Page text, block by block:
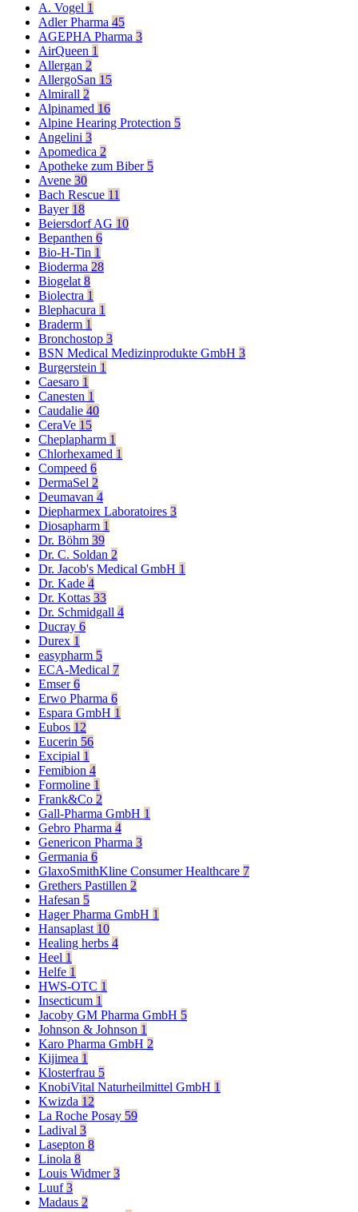
A. Vogel 1
Adler Pharma 45
AGEPHA Pharma 3
AirQueen 1
Allergan 2
AllergoSan 15
Almirall 2
Alpinamed 16
Alpine Hearing Protection 5
Angelini 3
Apomedica 2
Apotheke zum Biber 5
Avene 30
Bach Rescue 11
Bayer 18
Beiersdorf AG 10
Bepanthen 6
Bio-H-Tin 1
Bioderma 28
Biogelat 8
Biolectra 1
Blephacura 1
Braderm 1
Bronchostop 3
BSN Medical Medizinprodukte GmbH 3
Burgerstein 1
Caesaro 1
Canesten 1
Caudalie 40
CeraVe 15
Cheplapharm 1
Chlorhexamed 1
Compeed 6
DermaSel 2
Deumavan 4
Diepharmex Laboratoires 3
Diosapharm 1
Dr. Böhm 39
Dr. C. Soldan 2
Dr. Jacob's Medical GmbH 1
Dr. Kade 4
Dr. Kottas 33
Dr. Schmidgall 4
Ducray 6
Durex 1
easypharm 5
ECA-Medical 7
Emser6
Erwo Pharma 6
Espara GmbH 1
Eubos 12
Eucerin 56
Excipial 1
Femibion 4
Formoline 1
Frank&Co 2
Gall-Pharma GmbH 1
Gebro Pharma 4
Genericon Pharma 3
Germania 6
GlaxoSmithKline Consumer Healthcare 7
Grethers Pastillen 2
Hafesan 5
Hager Pharma GmbH 1
Hansaplast 10
Healing herbs 4
Heel 1
Helfe 1
HWS-OTC 1
Insecticum 1
Jacoby GM Pharma GmbH 5
Johnson & Johnson 1
Karo Pharma GmbH 2
Kijimea 1
Klosterfrau 5
KnobiVital Naturheilmittel GmbH 1
Kwizda 12
La Roche Posay 59
Ladival 3
Lasepton 8
Linola 8
Louis Widmer3
Luuf3
Madaus 2